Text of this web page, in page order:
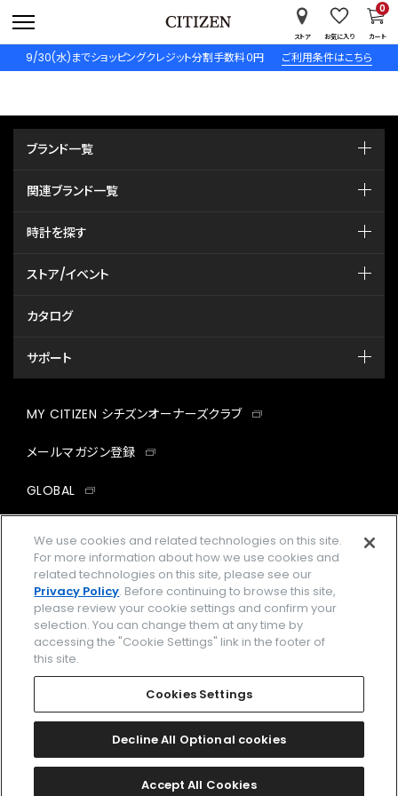
9/30(水)までショッピングクレジット分割手数料０円 ご利用条件はこちら
ストア お気に入り カート
0
ブランド一覧
関連ブランド一覧
時計を探す
ストア/イベント
カタログ
サポート
MY CITIZEN シチズンオーナーズクラブ
メールマガジン登録
GLOBAL
facebookinstagramtwitter
企業情報 ご利用規約
プライバシーポリシー Cookies Settings
Amazon PayはAmazon.com, Inc.またはその関連会社の商標です。
2026 CITIZEN WATCH CO., LTD.
We use cookies and related technologies on this site.
For more information about how we use cookies and
related technologies on this site, please see our
Privacy Policy. Before continuing to browse this site,
please review your cookie settings and confirm your
selection. You can change them at any time by
accessing the "Cookie Settings" link in the footer of
this site.
Cookies Settings
Decline All Optional cookies
Accept All Cookies